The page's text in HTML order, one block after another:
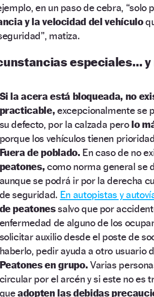
en un paso de cebra, “solo
y la velocidad del vehículo
matiza.
especiales…
Si la acera está bloqueada, no
practicable, excepcionalmente se
su defecto, por la calzada pero lo
porque los vehículos tienen
Fuera de poblado. En caso de no
peatones, como norma general se
aunque se podrá ir por la derecha
de seguridad. En autopistas y
de peatonessalvo que por
enfermedad de alguno de los
solicitar auxilio desde el poste de
haberlo, pedir ayuda a otro usuario
Peatones en grupo. Varias
circular por el arcén y si este no es
queadopten las debidas